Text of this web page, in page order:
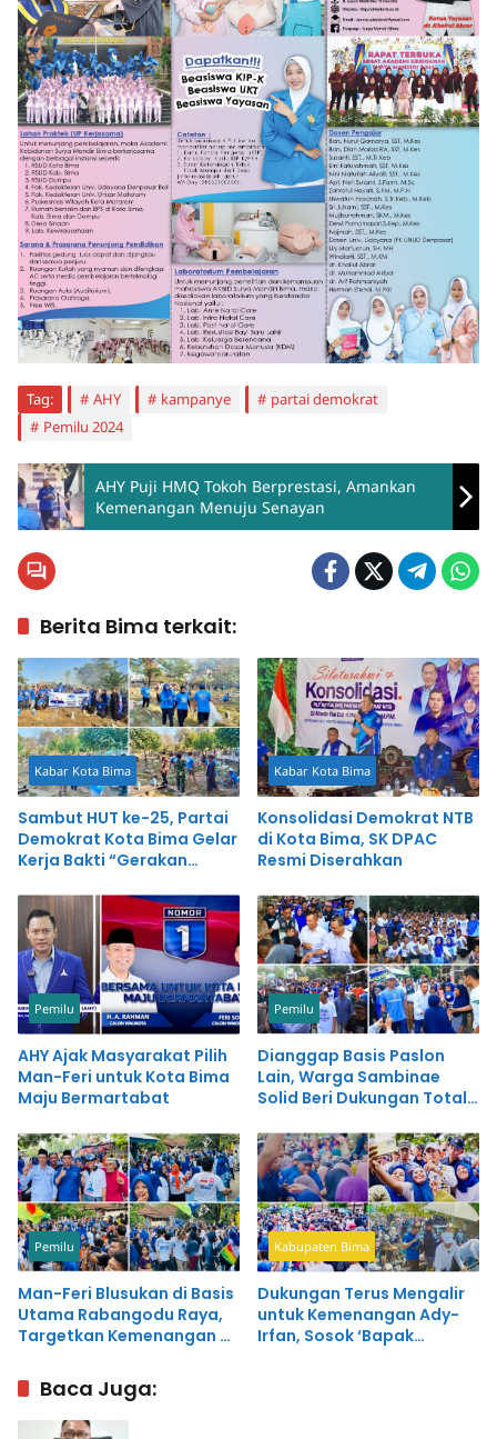
Tag: AHY kampanye
partai demokrat
Pemilu 2024
AHY Puji HMQ Tokoh Berprestasi, Amankan
Kemenangan Menuju Senayan
Berita Bima terkait:
Kabar Kota Bima
Sambut HUT ke-25, Partai
Demokrat Kota Bima Gelar
Kerja Bakti “Gerakan
Kabar Kota Bima
Konsolidasi Demokrat NTB
di Kota Bima, SK DPAC
Resmi Diserahkan
Pemilu
AHY Ajak Masyarakat Pilih
Man-Feri untuk Kota Bima
Maju Bermartabat
Pemilu
Dianggap Basis Paslon
Lain, Warga Sambinae
Solid Beri Dukungan Total
Feri
Pemilu
Man-Feri Blusukan di Basis
Utama Rabangodu Raya,
Targetkan Kemenangan 75
Kabupaten Bima
Dukungan Terus Mengalir
untuk Kemenangan Ady-
Irfan, Sosok ‘Bapak
Baca Juga: